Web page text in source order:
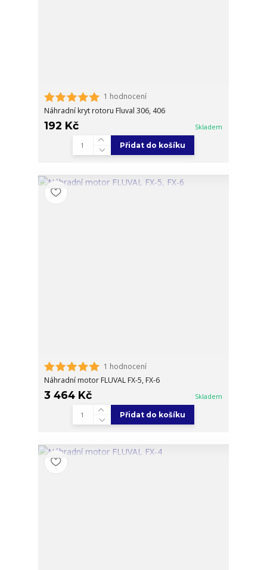
1 hodnocení
Náhradní kryt rotoru Fluval 306, 406
192 Kč Skladem
Přidat do košíku
1 hodnocení
Náhradní motor FLUVAL FX-5, FX-6
3 464 Kč Skladem
Přidat do košíku